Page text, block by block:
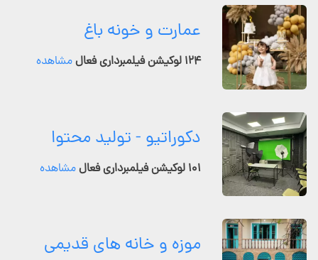
عمارت و خونه باغ
۱۲۴ لوکیشن فیلمبرداری فعال مشاهده
دکوراتیو - تولید محتوا
۱۰۱ لوکیشن فیلمبرداری فعال مشاهده
موزه و خانه های قدیمی